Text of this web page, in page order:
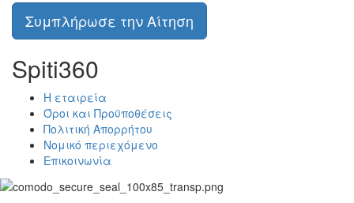
Συμπλήρωσε την Αίτηση
Spiti360
Η εταιρεία
Όροι και Προϋποθέσεις
Πολιτική Απορρήτου
Νομικό περιεχόμενο
Επικοινωνία